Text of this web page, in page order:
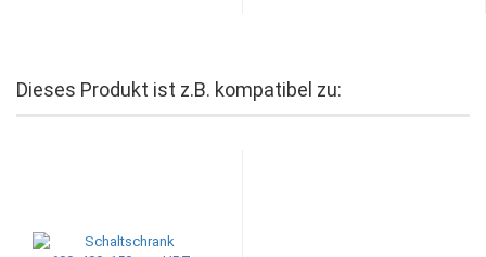
Dieses Produkt ist z.B. kompatibel zu: